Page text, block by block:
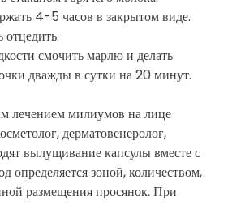
4-5 часов в закрытом виде.
отцедить.
смочить марлю и делать
дважды в сутки на 20 минут.
лечением милиумов на лице
дерматовенеролог,
вылущивание капсулы вместе с
определяется зоной, количеством,
размещения просянок. При